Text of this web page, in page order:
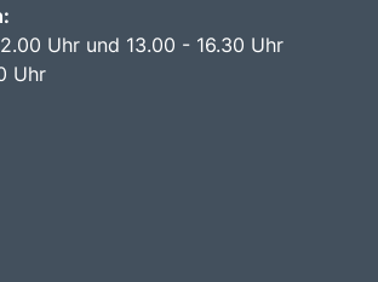
Uhr und 13.00 - 16.30 Uhr
Uhr